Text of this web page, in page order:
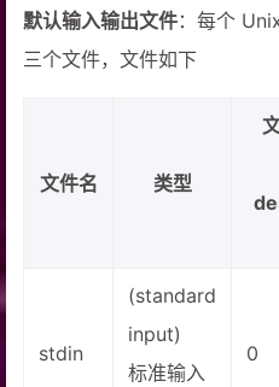
默认输入输出文件：每个
三个文件，文件如下
文件名 类型
stdin
(standard
input)
标准输入
0